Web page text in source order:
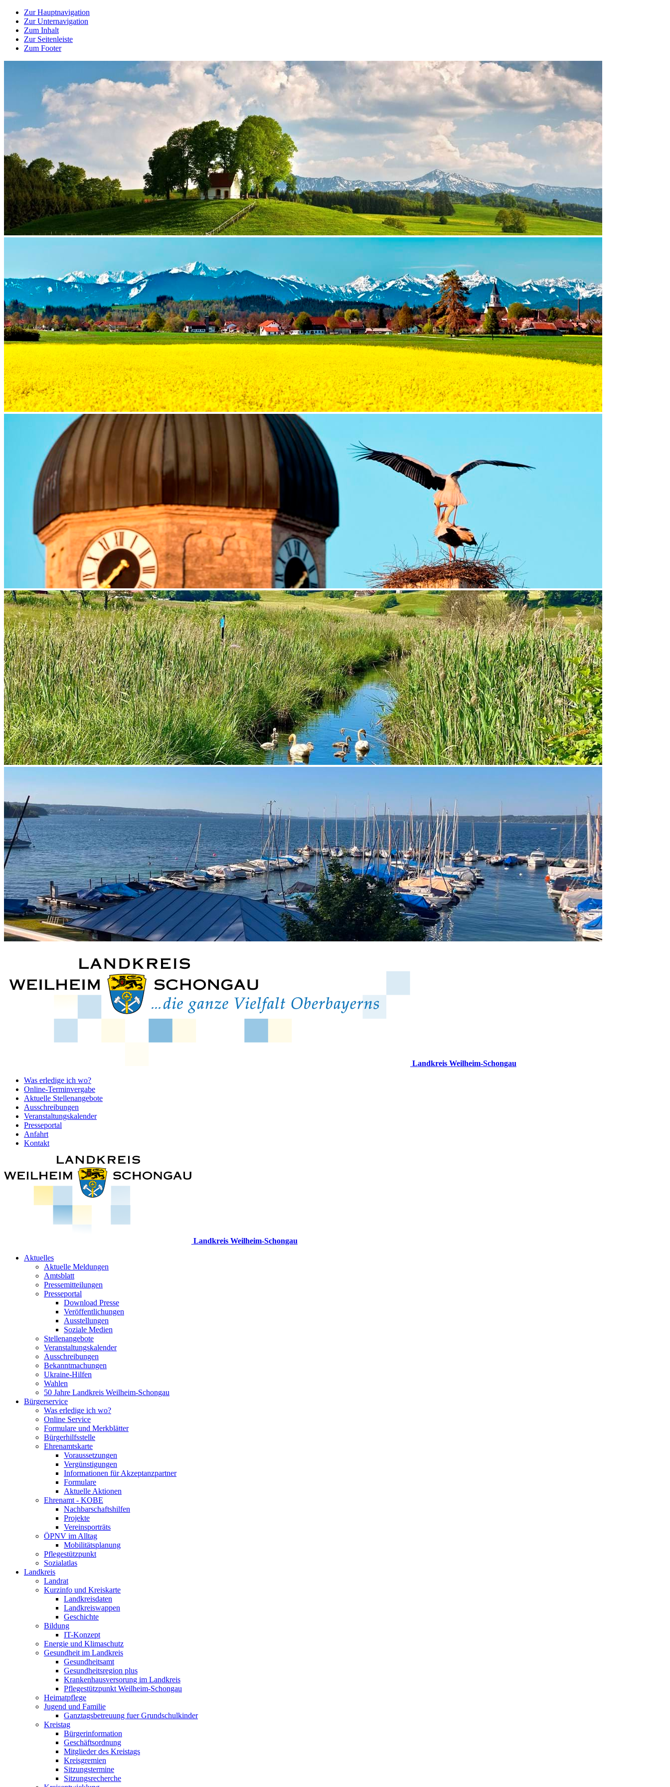
Zur Hauptnavigation
Zur Unternavigation
Zum Inhalt
Zur Seitenleiste
Zum Footer
Landkreis Weilheim-Schongau
Was erledige ich wo?
Online-Terminvergabe
Aktuelle Stellenangebote
Ausschreibungen
Veranstaltungskalender
Presseportal
Anfahrt
Kontakt
Landkreis Weilheim-Schongau
Aktuelles
Aktuelle Meldungen
Amtsblatt
Pressemitteilungen
Presseportal
Download Presse
Veröffentlichungen
Ausstellungen
Soziale Medien
Stellenangebote
Veranstaltungskalender
Ausschreibungen
Bekanntmachungen
Ukraine-Hilfen
Wahlen
50 Jahre Landkreis Weilheim-Schongau
Bürgerservice
Was erledige ich wo?
Online Service
Formulare und Merkblätter
Bürgerhilfsstelle
Ehrenamtskarte
Voraussetzungen
Vergünstigungen
Informationen für Akzeptanzpartner
Formulare
Aktuelle Aktionen
Ehrenamt - KOBE
Nachbarschaftshilfen
Projekte
Vereinsporträts
ÖPNV im Alltag
Mobilitätsplanung
Pflegestützpunkt
Sozialatlas
Landkreis
Landrat
Kurzinfo und Kreiskarte
Landkreisdaten
Landkreiswappen
Geschichte
Bildung
IT-Konzept
Energie und Klimaschutz
Gesundheit im Landkreis
Gesundheitsamt
Gesundheitsregion plus
Krankenhausversorung im Landkreis
Pflegestützpunkt Weilheim-Schongau
Heimatpflege
Jugend und Familie
Ganztagsbetreuung fuer Grundschulkinder
Kreistag
Bürgerinformation
Geschäftsordnung
Mitglieder des Kreistags
Kreisgremien
Sitzungstermine
Sitzungsrecherche